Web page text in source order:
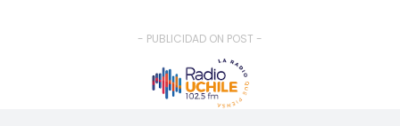
- PUBLICIDAD ON POST -